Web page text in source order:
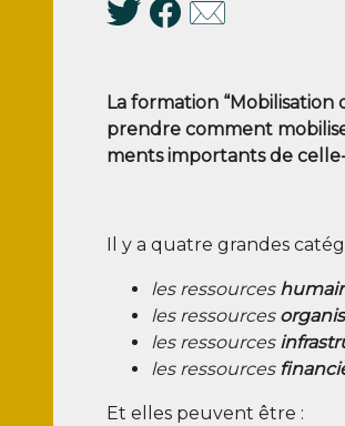
La for­ma­tion
prendre com­ment
ments impor­tants de
Il y a quatre grandes
les res­sources
les res­sources
les res­sources
les res­sources
Et elles peuvent être :